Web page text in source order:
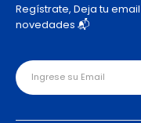
Regístrate, Deja tu
novedades 📬